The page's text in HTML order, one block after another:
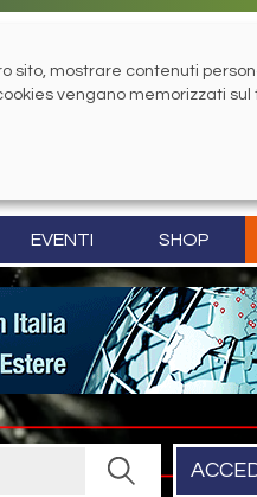
EVENTI SHOP
mostrare contenuti
vengano memorizzati